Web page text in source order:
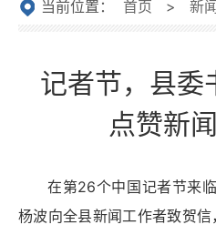
当前位置： 首页 > 新
记者节，县委
点赞新
在第26个中国记者节来
杨波向全县新闻工作者致贺